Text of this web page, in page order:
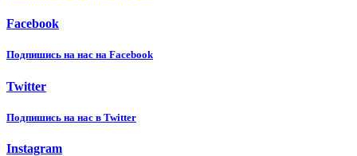
Facebook
Подпишиcь на нас на Facebook
Twitter
Подпишиcь на нас в Twitter
Instagram